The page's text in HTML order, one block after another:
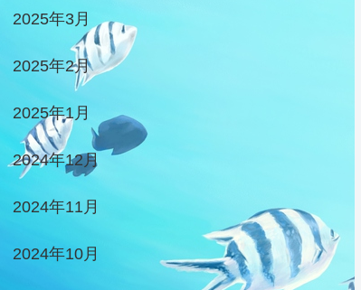
2025年3月
2025年2月
2025年1月
2024年12月
2024年11月
2024年10月